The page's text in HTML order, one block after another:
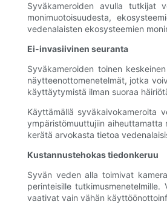
Syväkameroiden avulla tutkijat
monimuotoisuudesta,
vedenalaisten ekosysteemien
Ei-invasiivinen seuranta
Syväkameroiden toinen
näytteenottomenetelmät, jotka
käyttäytymistä ilman suoraa
Käyttämällä syväkaivokameroita
ympäristömuuttujiin aiheuttamatta
kerätä arvokasta tietoa
Kustannustehokas tiedonkeruu
Syvän veden alla toimivat
perinteisille
vaativat vain vähän